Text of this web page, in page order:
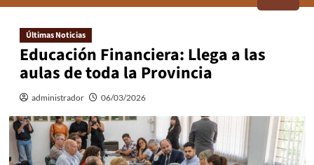
Últimas Noticias
Educación Financiera: Llega a las
aulas de toda la Provincia
administrador 06/03/2026
Investig